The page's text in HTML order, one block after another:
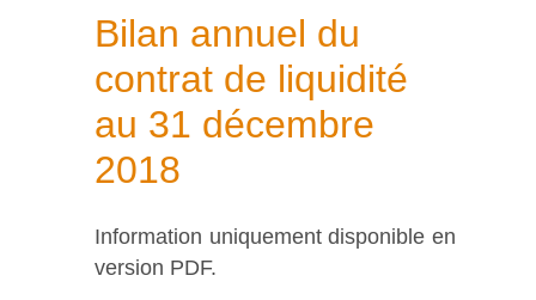
Bilan annuel du
contrat de liquidité
au 31 décembre
2018
Information uniquement disponible en
version PDF.